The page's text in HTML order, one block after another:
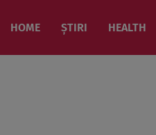
HOME ȘTIRI HEALTH